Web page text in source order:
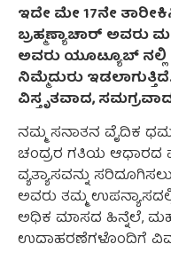
ಇದೇ ಮೇ 17ನೇ
ಬ್ರಹ್ಮಣ್ಯಾಚಾರ್
ಅವರು ಯೂಟ್ಯೂಬ್
ನಿಮ್ಮೆದುರು
ವಿಸ್ತೃತವಾದ,
ನಮ್ಮ ಸನಾತನ ವೈದಿಕ
ಚಂದ್ರರ ಗತಿಯ ಆಧಾರದ
ವ್ಯತ್ಯಾಸವನ್ನು
ಅವರು ತಮ್ಮ
ಅಧಿಕ ಮಾಸದ ಹಿನ್ನೆಲೆ,
ಉದಾಹರಣೆಗಳೊಂದಿಗೆ